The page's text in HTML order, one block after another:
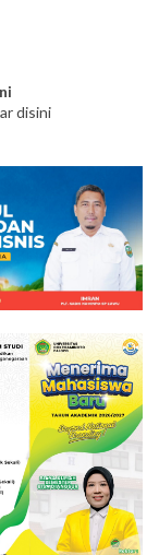
disini